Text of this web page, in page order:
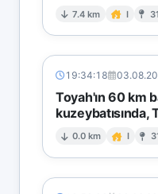
7.4 km I
19:34:18
Toyah'ın 60 km
kuzeybatısında,
0.0 km I